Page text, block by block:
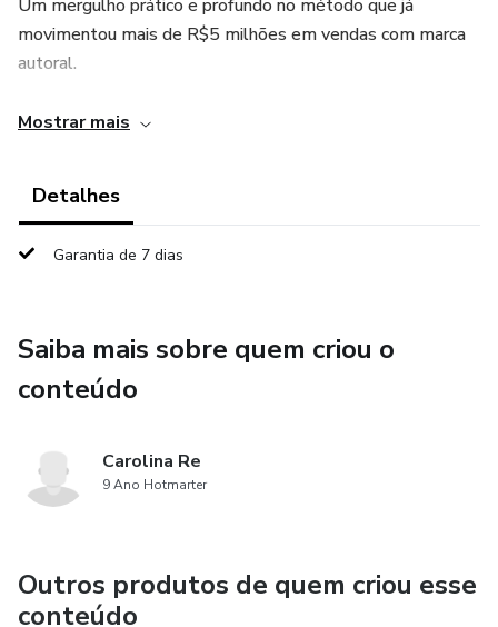
Um mergulho prático e profundo no método que já
movimentou mais de R$5 milhões em vendas com marca
autoral.
Você vai construir sua nova linha editorial baseada nos 3
estrutura que posiciona sua marca no topo da percepção de
A inteligência artificial oficial da Alcateia, usada
internamente por Carol Lo Re para criar narrativas,
campanhas e conteúdos que ativam desejo e autoridade.
Com ela, você estrutura em tempo real seu Dossiê de
Conteúdo de Liderança®, transforma sua comunicação em
Mostrar mais
Detalhes
Garantia de 7 dias
Saiba mais sobre quem criou o
conteúdo
Carolina Re
9 Ano Hotmarter
Outros produtos de quem criou esse
conteúdo